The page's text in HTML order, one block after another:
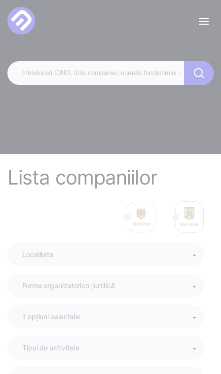
Lista companiilor
Moldova Romania